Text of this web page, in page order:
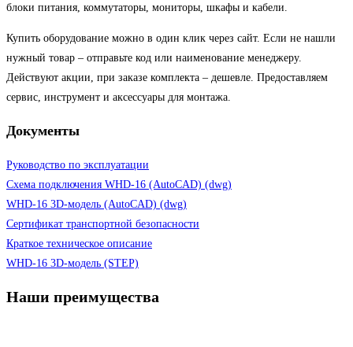
блоки питания, коммутаторы, мониторы, шкафы и кабели.
Купить оборудование можно в один клик через сайт. Если не нашли
нужный товар – отправьте код или наименование менеджеру.
Действуют акции, при заказе комплекта – дешевле. Предоставляем
сервис, инструмент и аксессуары для монтажа.
Документы
Руководство по эксплуатации
Схема подключения WHD-16 (AutoCAD) (dwg)
WHD-16 3D-модель (AutoCAD) (dwg)
Сертификат транспортной безопасности
Краткое техническое описание
WHD-16 3D-модель (STEP)
Наши преимущества